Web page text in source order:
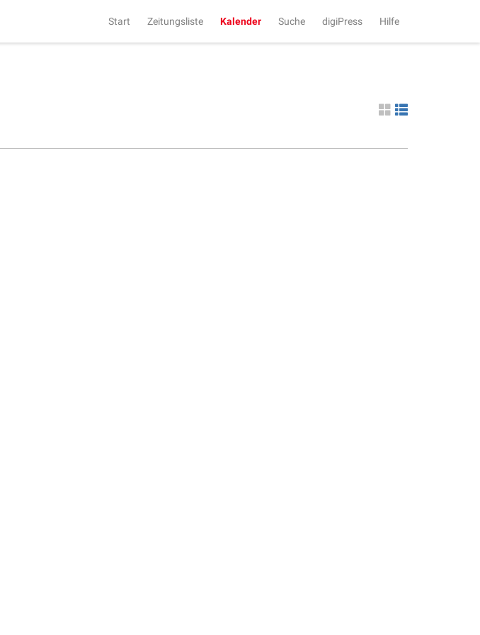
Start Zeitungsliste Kalender Suche digiPress Hilfe